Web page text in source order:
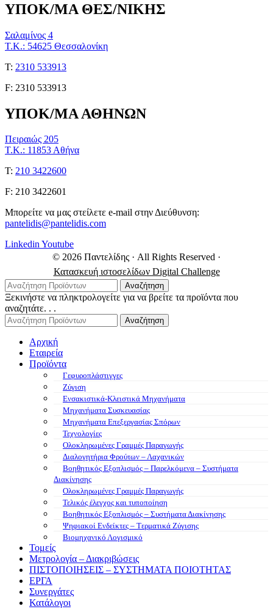
ΥΠΟΚ/ΜΑ ΘΕΣ/ΝΙΚΗΣ
Σαλαμίνος 4
Τ.Κ.: 54625 Θεσσαλονίκη
Τ: 2310 533913
F: 2310 533913
ΥΠΟΚ/ΜΑ ΑΘΗΝΩΝ
Πειραιώς 205
Τ.Κ.: 11853 Αθήνα
Τ: 210 3422600
F: 210 3422601
Μπορείτε να μας στείλετε e-mail στην Διεύθυνση:
pantelidis@pantelidis.com
LinkedinYoutube
© 2026 Παντελίδης · All Rights Reserved ·
Κατασκευή ιστοσελίδων Digital Challenge
Αναζήτηση
Ξεκινήστε να πληκτρολογείτε για να βρείτε τα προϊόντα που
αναζητάτε. . .
Αναζήτηση
Αρχική
Εταιρεία
Προϊόντα
Γεφυροπλάστιγγες
Ζύγιση
Ενσακιστικά-Κλειστικά Μηχανήματα
Μηχανήματα Συσκευασίας
Μηχανήματα Επεξεργασίας Σπόρων
Τεχνολογίες
Ολοκληρωμένες Γραμμές Παραγωγής
Διαλογητήρια Φρούτων – Λαχανικών
Βοηθητικός Εξοπλισμός – Παρελκόμενα – Συστήματα
Διακίνησης
Ολοκληρωμένες Γραμμές Παραγωγής
Τελικός έλεγχος και τυποποίηση
Βοηθητικός Εξοπλισμός – Συστήματα Διακίνησης
Ψηφιακοί Ενδείκτες – Tερματικά Ζύγισης
Βιομηχανικό Λογισμικό
Τομείς
Μετρολογία – Διακριβώσεις
ΠΙΣΤΟΠΟΙΗΣΕΙΣ – ΣΥΣΤΗΜΑΤΑ ΠΟΙΟΤΗΤΑΣ
ΕΡΓΑ
Συνεργάτες
Κατάλογοι